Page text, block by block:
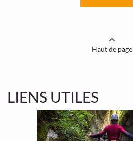
Haut de page
LIENS UTILES